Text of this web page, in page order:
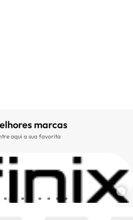
marcas
aqui a sua favorita